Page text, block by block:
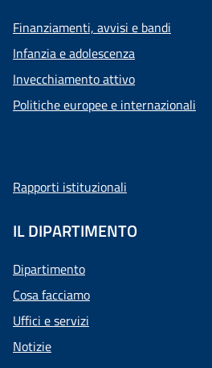
Finanziamenti, avvisi e bandi
Infanzia e adolescenza
Invecchiamento attivo
Politiche europee e internazionali
Rapporti istituzionali
IL DIPARTIMENTO
Dipartimento
Cosa facciamo
Uffici e servizi
Notizie